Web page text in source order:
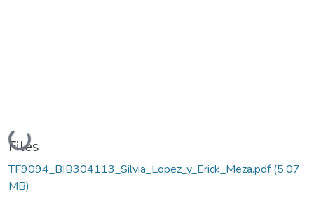
Loading...
Files
TF9094_BIB304113_Silvia_Lopez_y_Erick_Meza.pdf(5.07
MB)